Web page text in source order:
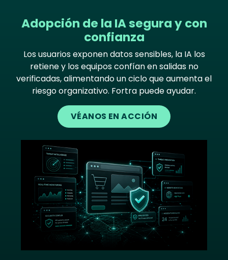
Adopción de la IA segura y con
confianza
Los usuarios exponen datos sensibles, la IA los
retiene y los equipos confían en salidas no
verificadas, alimentando un ciclo que aumenta el
riesgo organizativo. Fortra puede ayudar.
VÉANOS EN ACCIÓN